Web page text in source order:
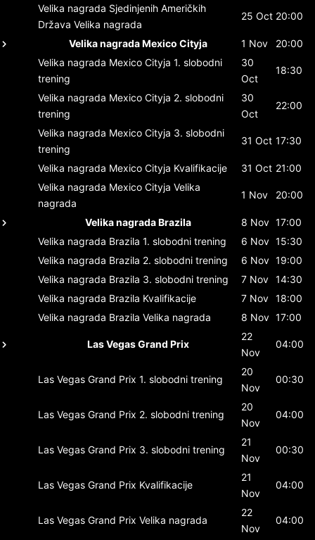
Velika nagrada Sjedinjenih Američkih
Država Velika nagrada
25 Oct 20:00
Velika nagrada Mexico Cityja 1 Nov
20:00
Velika nagrada Mexico Cityja 1. slobodni
trening
30
Oct
18:30
Velika nagrada Mexico Cityja 2. slobodni
trening
30
Oct
22:00
Velika nagrada Mexico Cityja 3. slobodni
trening
31 Oct 17:30
Velika nagrada Mexico Cityja Kvalifikacije 31 Oct 21:00
Velika nagrada Mexico Cityja Velika
nagrada
1 Nov 20:00
Velika nagrada Brazila 8 Nov 17:00
Velika nagrada Brazila 1. slobodni trening 6 Nov 15:30
Velika nagrada Brazila 2. slobodni trening 6 Nov 19:00
Velika nagrada Brazila 3. slobodni trening 7 Nov 14:30
Velika nagrada Brazila Kvalifikacije 7 Nov 18:00
Velika nagrada Brazila Velika nagrada 8 Nov 17:00
Las Vegas Grand Prix
22
Nov
04:00
Las Vegas Grand Prix 1. slobodni trening
20
Nov
00:30
Las Vegas Grand Prix 2. slobodni trening
20
Nov
04:00
Las Vegas Grand Prix 3. slobodni trening
21
Nov
00:30
Las Vegas Grand Prix Kvalifikacije
21
Nov
04:00
Las Vegas Grand Prix Velika nagrada
22
Nov
04:00